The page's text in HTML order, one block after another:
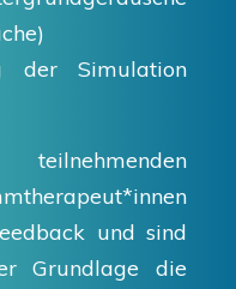
der Simulation
und sind
Grundlage die